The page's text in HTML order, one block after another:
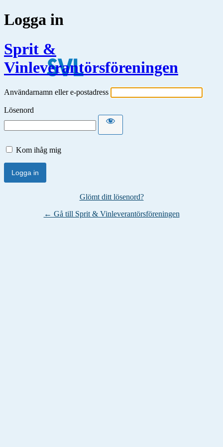
Logga in
Sprit &
Vinleverantörsföreningen
Användarnamn eller e-postadress
Lösenord
Kom ihåg mig
Glömt ditt lösenord?
← Gå till Sprit & Vinleverantörsföreningen